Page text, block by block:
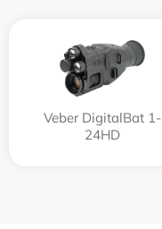
Veber DigitalBat 1-
24HD